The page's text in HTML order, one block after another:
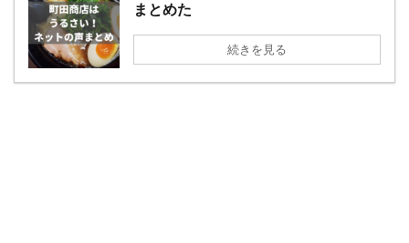
まとめた
続きを見る